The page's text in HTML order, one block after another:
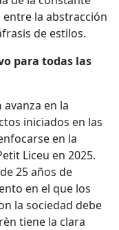
la abstracción
de estilos.
para todas las
avanza en la
iniciados en las
en la
Liceu en 2025.
25 años de
en el que los
la sociedad debe
tiene la clara